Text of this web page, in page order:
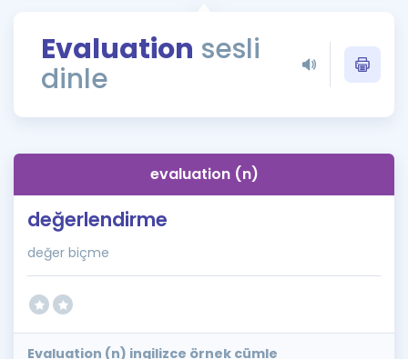
Rehberlik Aracı
ÖSYM Sınav Takvimi
İngilizce Gramer
Evaluation sesli
dinle
evaluation (n)
değerlendirme
değer biçme
Evaluation (n) ingilizce örnek cümle